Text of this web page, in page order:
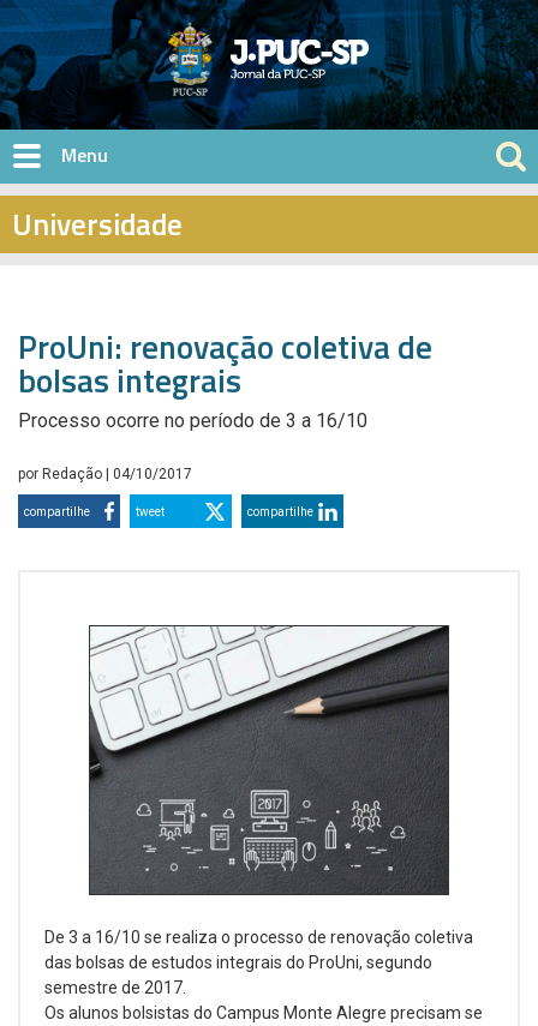
Pular para o conteúdo principal
Universidade
ProUni: renovação coletiva de
bolsas integrais
Processo ocorre no período de 3 a 16/10
por Redação | 04/10/2017
compartilhe tweet compartilhe
De 3 a 16/10 se realiza o processo de renovação coletiva
das bolsas de estudos integrais do ProUni, segundo
semestre de 2017.
Os alunos bolsistas do Campus Monte Alegre precisam se